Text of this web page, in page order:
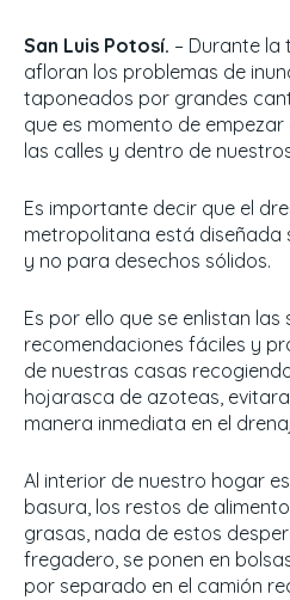
San Luis Potosí. – Durante la
afloran los problemas de
taponeados por grandes
que es momento de
las calles y dentro de
Es importante decir que el
metropolitana está diseñada
y no para desechos sólidos.
Es por ello que se enlistan las
recomendaciones fáciles y
de nuestras casas
hojarasca de azoteas,
manera inmediata en el
Al interior de nuestro hogar
basura, los restos de
grasas, nada de estos
fregadero, se ponen en
por separado en el camión